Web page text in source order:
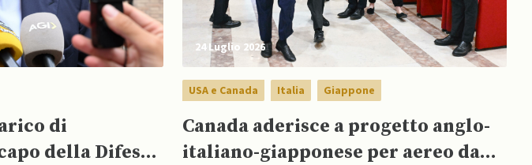
di
della Difesa
24 Luglio 2026
USA e Canada Italia Giappone
Canada aderisce a progetto anglo-
italiano-giapponese per aereo da